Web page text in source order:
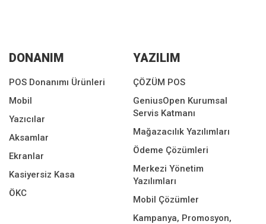
DONANIM
POS Donanımı Ürünleri
Mobil
Yazıcılar
Aksamlar
Ekranlar
Kasiyersiz Kasa
ÖKC
YAZILIM
ÇÖZÜM POS
GeniusOpen Kurumsal
Servis Katmanı
Mağazacılık Yazılımları
Ödeme Çözümleri
Merkezi Yönetim
Yazılımları
Mobil Çözümler
Kampanya, Promosyon,